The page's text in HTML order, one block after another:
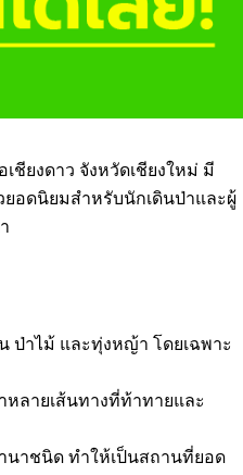
ชียงดาว จังหวัดเชียงใหม่ มี
ยอดนิยมสำหรับนักเดินป่าและผู้
ป่าไม้ และทุ่งหญ้า โดยเฉพาะ
หลายเส้นทางที่ท้าทายและ
นาชนิด ทำให้เป็นสถานที่ยอด